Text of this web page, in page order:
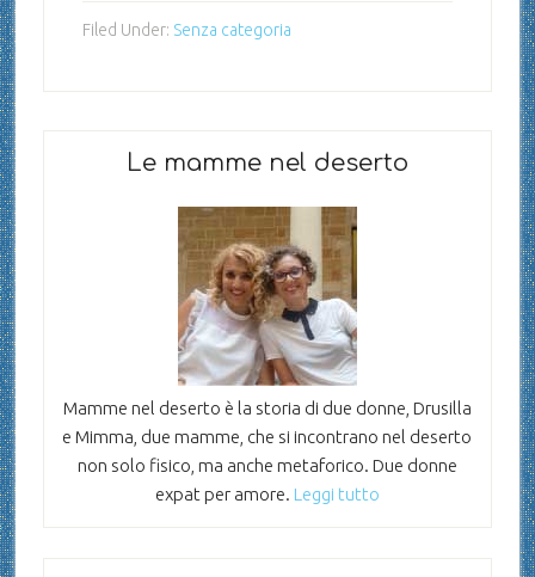
Filed Under: Senza categoria
Le mamme nel deserto
Mamme nel deserto è la storia di due donne, Drusilla
e Mimma, due mamme, che si incontrano nel deserto
non solo fisico, ma anche metaforico. Due donne
expat per amore. Leggi tutto